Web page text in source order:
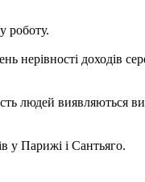
роботу.
нерівності доходів
людей виявляються
у Парижі і Сантьяго.